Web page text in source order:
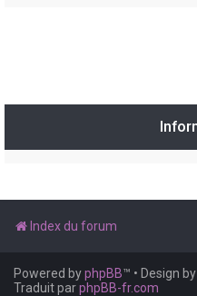
Index du forum
Powered byphpBB™ • Design by
Traduit parphpBB-fr.com